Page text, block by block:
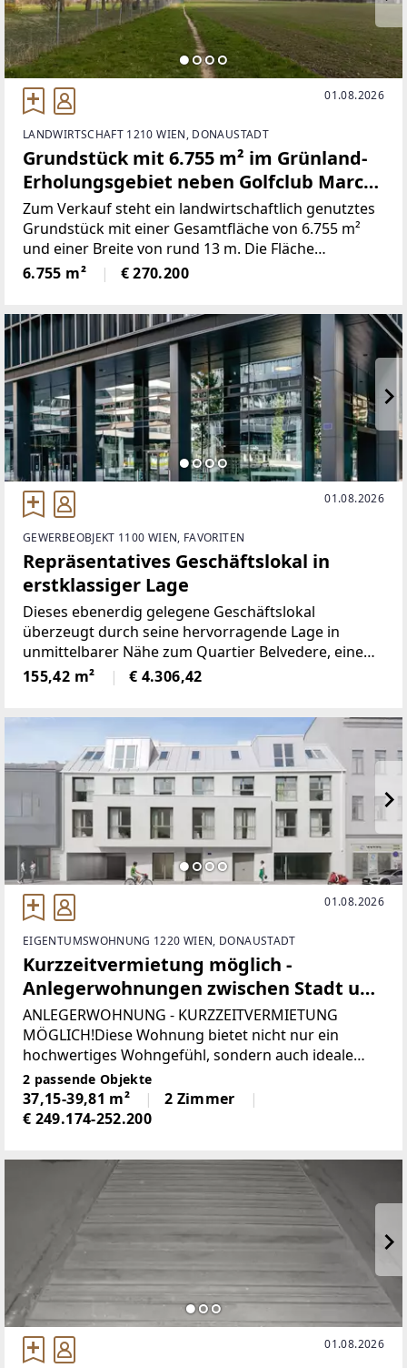
01.08.2026
LANDWIRTSCHAFT 1210 WIEN, DONAUSTADT
Grundstück mit 6.755 m² im Grünland-
Erholungsgebiet neben Golfclub Marco
Polo
Zum Verkauf steht ein landwirtschaftlich genutztes
Grundstück mit einer Gesamtfläche von 6.755 m²
und einer Breite von rund 13 m. Die Fläche
präsentiert sich als zusammenhängendes Feld und
bietet aufgrund ihrer Größe sowie Lage
6.755 m² € 270.200
01.08.2026
GEWERBEOBJEKT 1100 WIEN, FAVORITEN
Repräsentatives Geschäftslokal in
erstklassiger Lage
Dieses ebenerdig gelegene Geschäftslokal
überzeugt durch seine hervorragende Lage in
unmittelbarer Nähe zum Quartier Belvedere, einem
lebendigen und stark frequentierten Standort mit
ausgezeichneter Infrastruktur und hoher
155,42 m² € 4.306,42
01.08.2026
EIGENTUMSWOHNUNG 1220 WIEN, DONAUSTADT
Kurzzeitvermietung möglich -
Anlegerwohnungen zwischen Stadt und
Natur
ANLEGERWOHNUNG - KURZZEITVERMIETUNG
MÖGLICH!Diese Wohnung bietet nicht nur ein
hochwertiges Wohngefühl, sondern auch ideale
Voraussetzungen für Anleger.Dank der Möglichkeit
zur Kurzzeitvermietung eröffnet sich Ihnen ein
flexibles und attraktives
2 passende Objekte
37,15-39,81 m²
2 Zimmer
€ 249.174-252.200
01.08.2026